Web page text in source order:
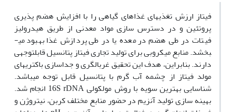
فیتاز ارزش تغذیه­ای غذاهای گیاهی را با افزایش هضم پذیری
پروتئین و در دسترس سازی مواد معدنی از طریق هیدرولیز
فیتات در طی هضم در معده یا در طی پردازش غذا بهبود می­
بخشد. منابع میکروبی برای تولید تجاری فیتاز پتانسیل قابل­توجهی
دارند. بنابراین، هدف این تحقیق غربالگری و جداسازی باکتری­های
مولد فیتاز از چشمه آب گرم با پتانسیل قابل توجه می­باشد.
شناسایی بهترین سویه با روش مولکولی16S rDNA انجام شد.
بهینه سازی تولید آنزیم در حضور منابع مختلف کربن، نیتروژن و